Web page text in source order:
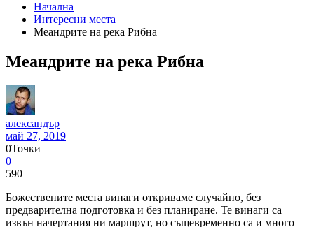
Начална
Интересни места
Меандрите на река Рибна
Меандрите на река Рибна
александър
май 27, 2019
0Точки
0
590
Божествените места винаги откриваме случайно, без
предварителна подготовка и без планиране. Те винаги са
извън начертания ни маршрут, но същевременно са и много